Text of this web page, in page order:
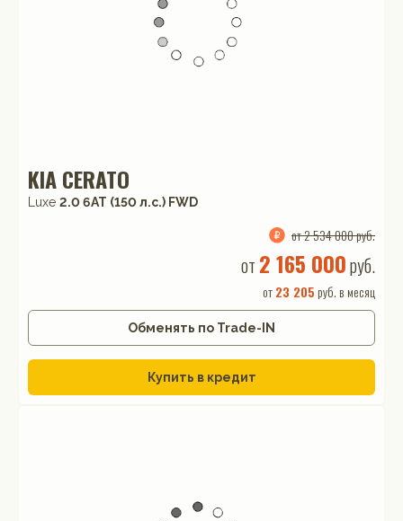
KIA CERATO
Luxe 2.0 6AT (150 л.с.) FWD
от 2 534 000 руб.
от 2 165 000руб.
от23 205 руб. в месяц
Обменять по Trade-IN
Купить в кредит